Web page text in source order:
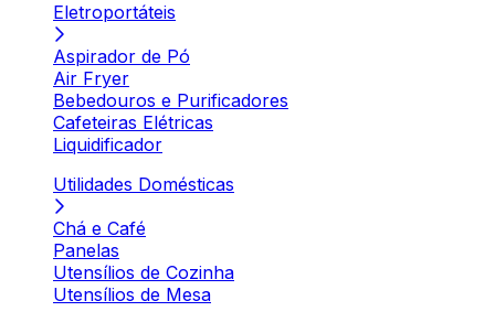
Eletroportáteis
Aspirador de Pó
Air Fryer
Bebedouros e Purificadores
Cafeteiras Elétricas
Liquidificador
Utilidades Domésticas
Chá e Café
Panelas
Utensílios de Cozinha
Utensílios de Mesa